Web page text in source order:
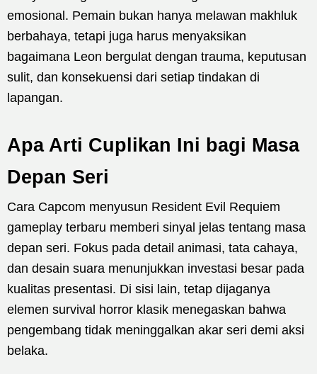
emosional. Pemain bukan hanya melawan makhluk
berbahaya, tetapi juga harus menyaksikan
bagaimana Leon bergulat dengan trauma, keputusan
sulit, dan konsekuensi dari setiap tindakan di
lapangan.
Apa Arti Cuplikan Ini bagi Masa
Depan Seri
Cara Capcom menyusun Resident Evil Requiem
gameplay terbaru memberi sinyal jelas tentang masa
depan seri. Fokus pada detail animasi, tata cahaya,
dan desain suara menunjukkan investasi besar pada
kualitas presentasi. Di sisi lain, tetap dijaganya
elemen survival horror klasik menegaskan bahwa
pengembang tidak meninggalkan akar seri demi aksi
belaka.